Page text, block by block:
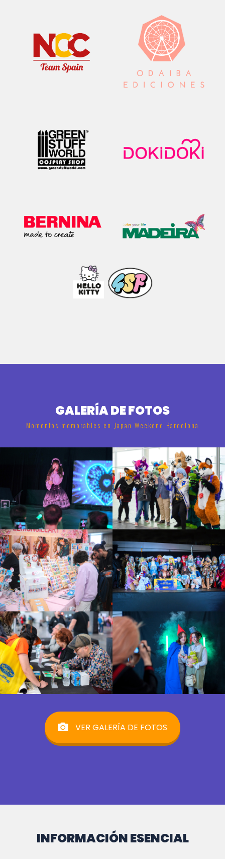
GALERÍA DE FOTOS
Momentos memorables en Japan Weekend Barcelona
VER GALERÍA DE FOTOS
INFORMACIÓN ESENCIAL